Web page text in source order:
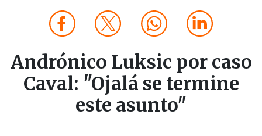
Andrónico Luksic por caso
Caval: "Ojalá se termine
este asunto"